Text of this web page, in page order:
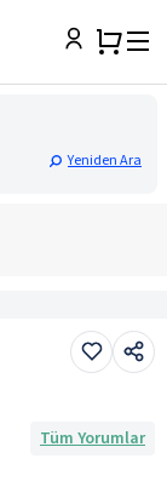
Yeniden Ara
Tüm Yorumlar